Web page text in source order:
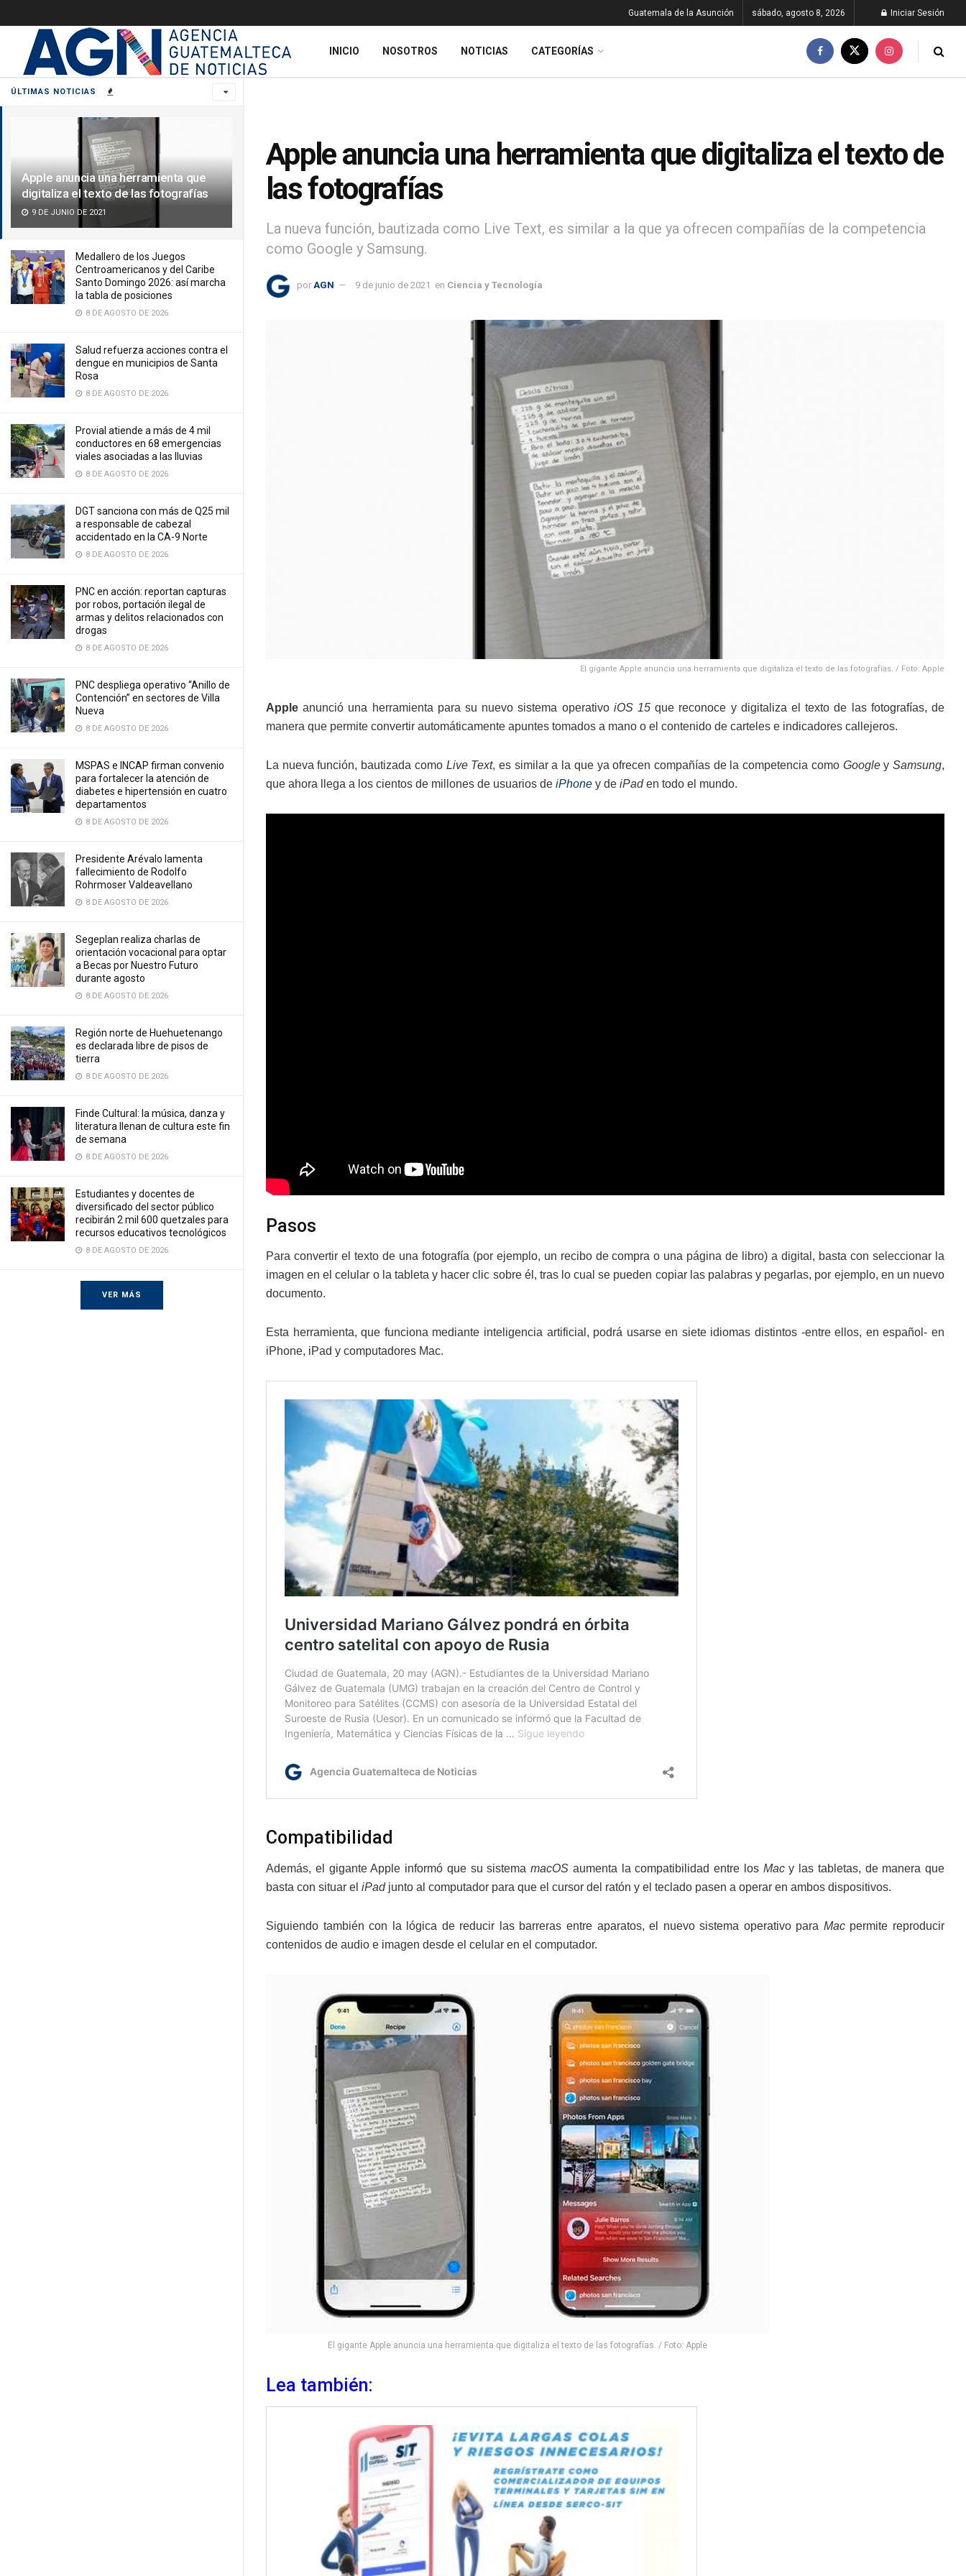
ÚLTIMAS NOTICIAS
Apple anuncia una herramienta que
digitaliza el texto de las fotografías
9 DE JUNIO DE 2021
Medallero de los Juegos
Centroamericanos y del Caribe
Santo Domingo 2026: así marcha
la tabla de posiciones
8 DE AGOSTO DE 2026
Salud refuerza acciones contra el
dengue en municipios de Santa
Rosa
8 DE AGOSTO DE 2026
Provial atiende a más de 4 mil
conductores en 68 emergencias
viales asociadas a las lluvias
8 DE AGOSTO DE 2026
DGT sanciona con más de Q25 mil
a responsable de cabezal
accidentado en la CA-9 Norte
8 DE AGOSTO DE 2026
PNC en acción: reportan capturas
por robos, portación ilegal de
armas y delitos relacionados con
drogas
8 DE AGOSTO DE 2026
PNC despliega operativo “Anillo de
Contención” en sectores de Villa
Nueva
8 DE AGOSTO DE 2026
MSPAS e INCAP firman convenio
para fortalecer la atención de
diabetes e hipertensión en cuatro
departamentos
8 DE AGOSTO DE 2026
Presidente Arévalo lamenta
fallecimiento de Rodolfo
Rohrmoser Valdeavellano
8 DE AGOSTO DE 2026
Segeplan realiza charlas de
orientación vocacional para optar
a Becas por Nuestro Futuro
durante agosto
8 DE AGOSTO DE 2026
Región norte de Huehuetenango
es declarada libre de pisos de
tierra
8 DE AGOSTO DE 2026
Finde Cultural: la música, danza y
literatura llenan de cultura este fin
de semana
8 DE AGOSTO DE 2026
Estudiantes y docentes de
diversificado del sector público
recibirán 2 mil 600 quetzales para
recursos educativos tecnológicos
8 DE AGOSTO DE 2026
VER MÁS
Guatemala de la Asunción sábado, agosto 8, 2026 Iniciar Sesión
INICIO NOSOTROS NOTICIAS CATEGORÍAS
Apple anuncia una herramienta que digitaliza el texto de
las fotografías
La nueva función, bautizada como Live Text, es similar a la que ya ofrecen compañías de la competencia
como Google y Samsung.
por AGN 9 de junio de 2021 en Ciencia y Tecnología
El gigante Apple anuncia una herramienta que digitaliza el texto de las fotografías. / Foto: Apple
Apple anunció una herramienta para su nuevo sistema operativo iOS 15 que reconoce y digitaliza el texto de las fotografías, de
manera que permite convertir automáticamente apuntes tomados a mano o el contenido de carteles e indicadores callejeros.
La nueva función, bautizada como Live Text, es similar a la que ya ofrecen compañías de la competencia como GoogleySamsung,
que ahora llega a los cientos de millones de usuarios de iPhone y de iPaden todo el mundo.
Pasos
Para convertir el texto de una fotografía (por ejemplo, un recibo de compra o una página de libro) a digital, basta con seleccionar la
imagen en el celular o la tableta y hacer clic sobre él, tras lo cual se pueden copiar las palabras y pegarlas, por ejemplo, en un nuevo
documento.
Esta herramienta, que funciona mediante inteligencia artificial, podrá usarse en siete idiomas distintos -entre ellos, en español- en
iPhone, iPad y computadores Mac.
Compatibilidad
Además, el gigante Apple informó que su sistema macOS aumenta la compatibilidad entre los Macy las tabletas, de manera que
basta con situar el iPadjunto al computador para que el cursor del ratón y el teclado pasen a operar en ambos dispositivos.
Siguiendo también con la lógica de reducir las barreras entre aparatos, el nuevo sistema operativo para Macpermite reproducir
contenidos de audio e imagen desde el celular en el computador.
El gigante Apple anuncia una herramienta que digitaliza el texto de las fotografías. / Foto: Apple
Lea también: